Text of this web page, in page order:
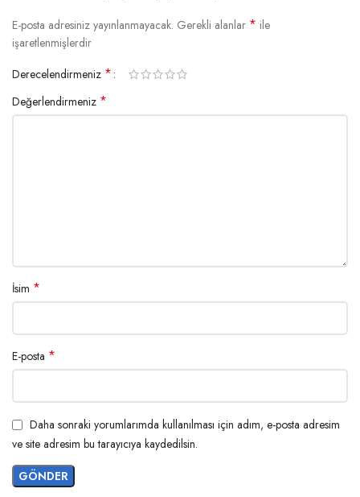
E-posta adresiniz yayınlanmayacak. Gerekli alanlar * ile
işaretlenmişlerdir
Derecelendirmeniz *
Değerlendirmeniz *
İsim *
E-posta *
Daha sonraki yorumlarımda kullanılması için adım, e-posta adresim
ve site adresim bu tarayıcıya kaydedilsin.